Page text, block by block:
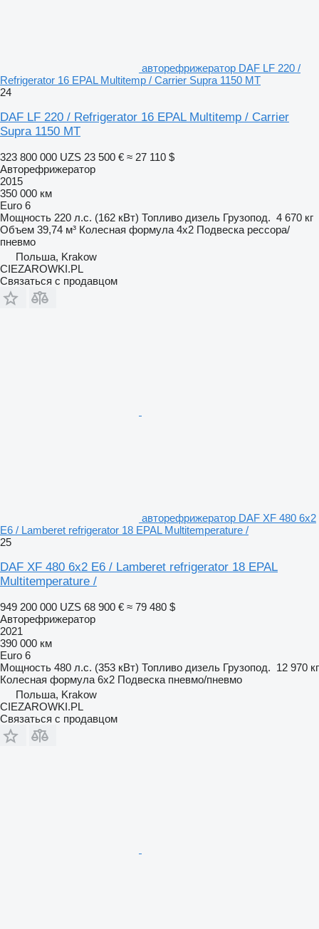
авторефрижератор DAF LF 220 /
Refrigerator 16 EPAL Multitemp / Carrier Supra 1150 MT
24
DAF LF 220 / Refrigerator 16 EPAL Multitemp / Carrier
Supra 1150 MT
323 800 000 UZS 23 500 € ≈ 27 110 $
Авторефрижератор
2015
350 000 км
Euro 6
Мощность 220 л.с. (162 кВт) Топливо дизель Грузопод. 4 670 кг
Объем 39,74 м³ Колесная формула 4x2 Подвеска рессора/
пневмо
Польша, Krakow
CIEZAROWKI.PL
Связаться с продавцом
авторефрижератор DAF XF 480 6x2
E6 / Lamberet refrigerator 18 EPAL Multitemperature /
25
DAF XF 480 6x2 E6 / Lamberet refrigerator 18 EPAL
Multitemperature /
949 200 000 UZS 68 900 € ≈ 79 480 $
Авторефрижератор
2021
390 000 км
Euro 6
Мощность 480 л.с. (353 кВт) Топливо дизель Грузопод. 12 970 кг
Колесная формула 6x2 Подвеска пневмо/пневмо
Польша, Krakow
CIEZAROWKI.PL
Связаться с продавцом